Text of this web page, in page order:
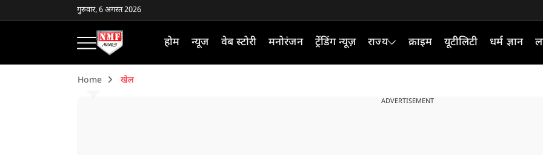
गुरुवार, 6 अगस्त 2026
होम न्यूज वेब स्टोरी मनोरंजन ट्रेंडिंग न्यूज़ राज्य क्राइम यूटीलिटी धर्म ज्ञान
Home खेल
ADVERTISEMENT